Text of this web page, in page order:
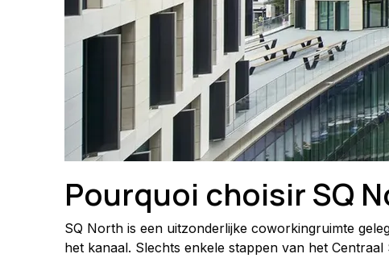
Pourquoi choisir SQ
SQ North is een uitzonderlijke coworkingruimte
het kanaal. Slechts enkele stappen van het